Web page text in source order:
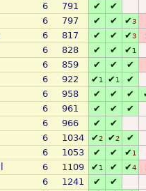
6 791 ✔
✔
6 797 ✔ ✔ ✔3
6 817 ✔ ✔ ✔3
6 828 ✔ ✔ ✔1
6 859 ✔ ✔ ✔
6 922 ✔1 ✔1
✔
6 958 ✔ ✔ ✔
6 961 ✔ ✔
✔
6 966 ✔
✔
6 1034 ✔2 ✔2
✔
6 1053 ✔ ✔ ✔1
6 1109 ✔1 ✔ ✔4
6 1241 ✔
✔